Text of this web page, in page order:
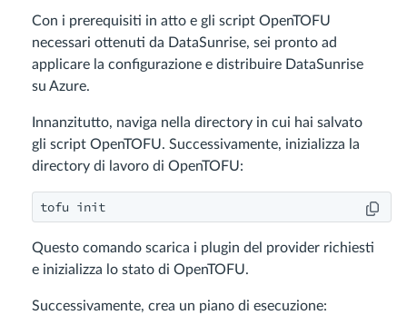
Con i prerequisiti in atto e gli script OpenTOFU
necessari ottenuti da DataSunrise, sei pronto ad
applicare la configurazione e distribuire DataSunrise
su Azure.
Innanzitutto, naviga nella directory in cui hai salvato
gli script OpenTOFU. Successivamente, inizializza la
directory di lavoro di OpenTOFU:
tofu init
Questo comando scarica i plugin del provider richiesti
e inizializza lo stato di OpenTOFU.
Successivamente, crea un piano di esecuzione: